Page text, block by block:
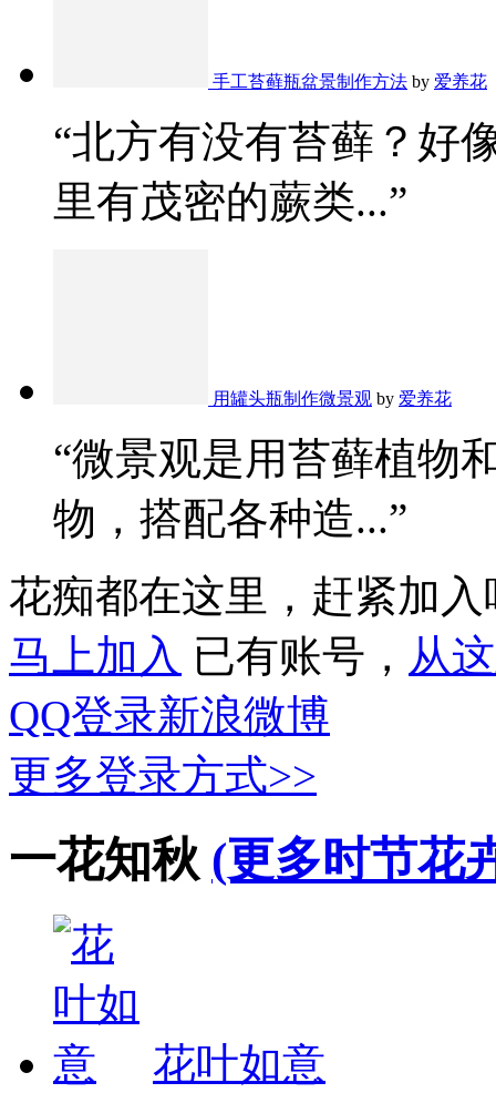
手工苔藓瓶盆景制作方法 by 爱养花
“北方有没有苔藓？好
里有茂密的蕨类...”
用罐头瓶制作微景观 by 爱养花
“微景观是用苔藓植物
物，搭配各种造...”
花痴都在这里，赶紧加入
马上加入 已有账号， 从
QQ登录新浪微博
更多登录方式>>
一花知秋 (更多时节花
花叶如意